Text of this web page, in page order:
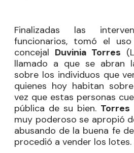
Finalizadas las
funcionarios, tomó el
concejal Duvinia Torres
llamado a que se abran
sobre los individuos que
quienes hoy habitan
vez que estas personas
pública de su bien. Torres
muy poderoso se apropió
abusando de la buena fe
procedió a vender los lotes.